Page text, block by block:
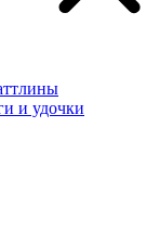
и удочки